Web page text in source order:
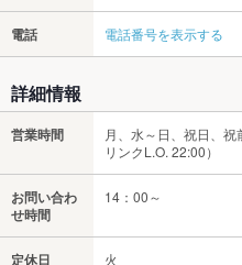
電話 電話番号を表示する
詳細情報
営業時間
月、水～日、祝日、
リンクL.O. 22:00）
お問い合わ
せ時間
14：00～
定休日 火